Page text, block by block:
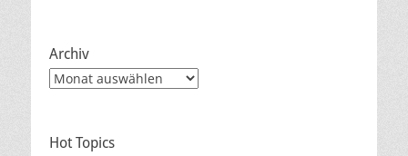
Archiv
Archiv
Hot Topics